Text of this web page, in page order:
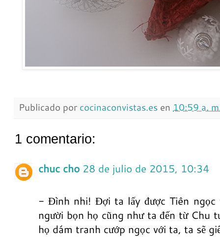
Publicado por cocinaconvistas.es en 10:59 a.
1 comentario:
chuc cho 28 de julio de 2015, 10:34
- Đình nhi! Đợi ta lấy được Tiên
người bọn họ cũng như ta đến từ Chu
họ dám tranh cướp ngọc với ta, ta sẽ